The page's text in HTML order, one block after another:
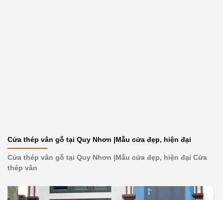
Cửa thép vân gỗ tại Quy Nhơn |Mẫu cửa đẹp, hiện đại
Cửa thép vân gỗ tại Quy Nhơn |Mẫu cửa đẹp, hiện đại Cửa
thép vân